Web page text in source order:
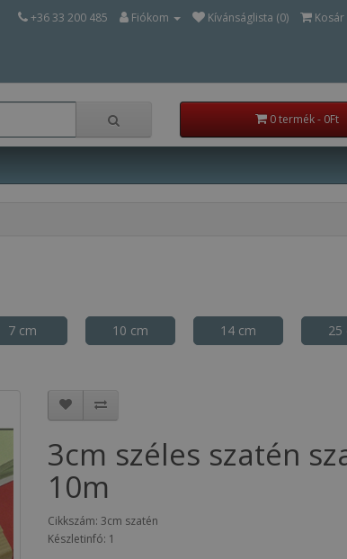
+36 33 200 485 Fiókom Kívánságlista (0) Kosár
0 termék - 0Ft
7 cm 10 cm 14 cm 25
3cm széles szatén
10m
Cikkszám: 3cm szatén
Készletinfó: 1